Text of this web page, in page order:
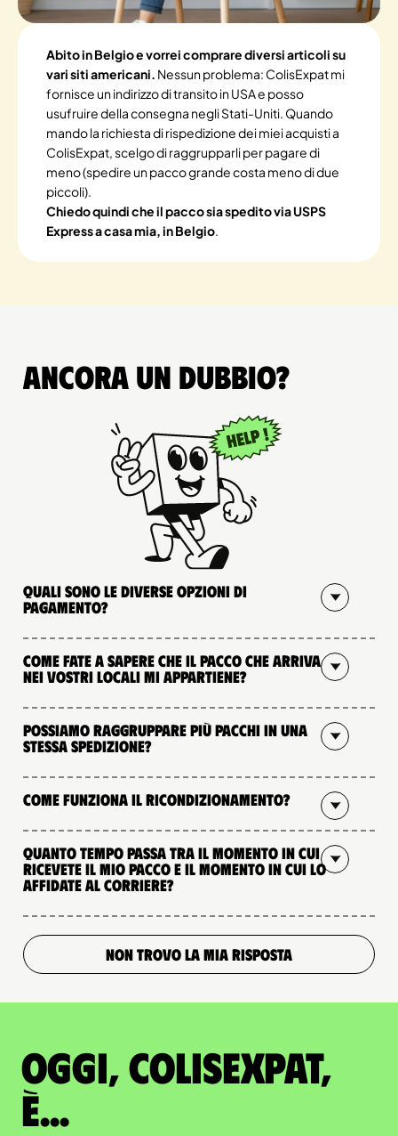
Abito in Belgio e vorrei comprare diversi articoli su
vari siti americani. Nessun problema: ColisExpat mi
fornisce un indirizzo di transito in USA e posso
usufruire della consegna negli Stati-Uniti. Quando
mando la richiesta di rispedizione dei miei acquisti a
ColisExpat, scelgo di raggrupparli per pagare di
meno (spedire un pacco grande costa meno di due
piccoli).
Chiedo quindi che il pacco sia spedito via USPS
Express a casa mia, in Belgio.
Ancora un dubbio?
Quali sono le diverse opzioni di
pagamento?
Come fate a sapere che il pacco che arriva
nei vostri locali mi appartiene?
Possiamo raggruppare più pacchi in una
stessa spedizione?
Come funziona il ricondizionamento?
Quanto tempo passa tra il momento in cui
ricevete il mio pacco e il momento in cui lo
affidate al corriere?
NON TROVO LA MIA RISPOSTA
Oggi, ColisExpat,
è...